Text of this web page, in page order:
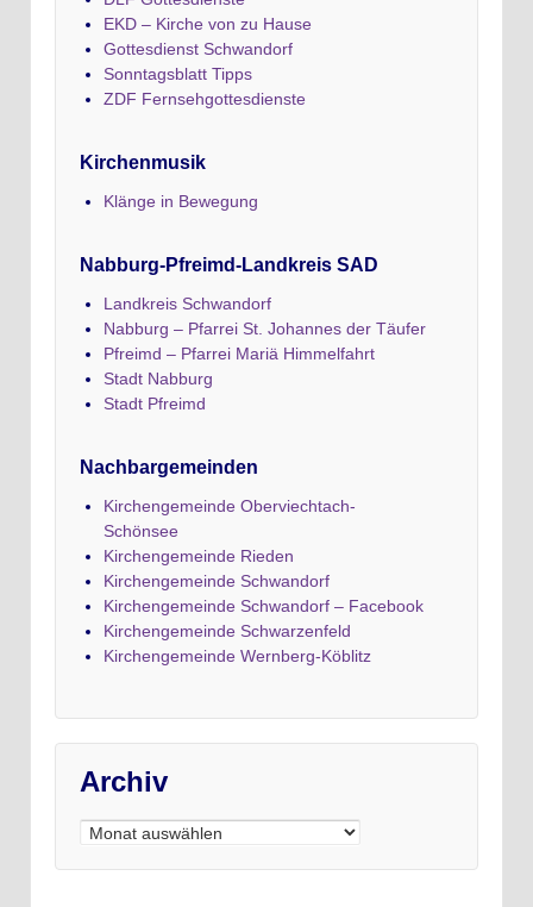
EKD – Kirche von zu Hause
Gottesdienst Schwandorf
Sonntagsblatt Tipps
ZDF Fernsehgottesdienste
Kirchenmusik
Klänge in Bewegung
Nabburg-Pfreimd-Landkreis SAD
Landkreis Schwandorf
Nabburg – Pfarrei St. Johannes der Täufer
Pfreimd – Pfarrei Mariä Himmelfahrt
Stadt Nabburg
Stadt Pfreimd
Nachbargemeinden
Kirchengemeinde Oberviechtach-
Schönsee
Kirchengemeinde Rieden
Kirchengemeinde Schwandorf
Kirchengemeinde Schwandorf – Facebook
Kirchengemeinde Schwarzenfeld
Kirchengemeinde Wernberg-Köblitz
Archiv
Archiv